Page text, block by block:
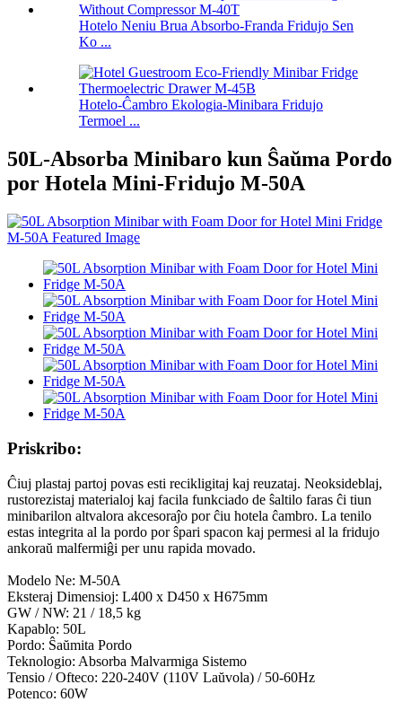
Hotelo Neniu Brua Absorbo-Franda Fridujo Sen
Ko ...
Hotelo-Ĉambro Ekologia-Minibara Fridujo
Termoel ...
50L-Absorba Minibaro kun Ŝaŭma Pordo
por Hotela Mini-Fridujo M-50A
Priskribo:
Ĉiuj plastaj partoj povas esti recikligitaj kaj reuzataj. Neoksideblaj,
rustorezistaj materialoj kaj facila funkciado de ŝaltilo faras ĉi tiun
minibarilon altvalora akcesoraĵo por ĉiu hotela ĉambro. La tenilo
estas integrita al la pordo por ŝpari spacon kaj permesi al la fridujo
ankoraŭ malfermiĝi per unu rapida movado.
Modelo Ne: M-50A
Eksteraj Dimensioj: L400 x D450 x H675mm
GW / NW: 21 / 18,5 kg
Kapablo: 50L
Pordo: Ŝaŭmita Pordo
Teknologio: Absorba Malvarmiga Sistemo
Tensio / Ofteco: 220-240V (110V Laŭvola) / 50-60Hz
Potenco: 60W